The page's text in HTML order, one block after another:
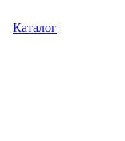
Каталог